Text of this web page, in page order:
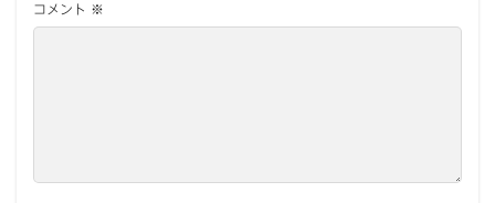
コメント ※